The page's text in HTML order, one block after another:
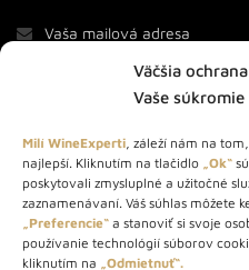
Väčšia
Vaše súkromie
Milí WineExperti, záleží nám na
najlepší. Kliknutím na tlačidlo „Ok“
poskytovali zmysluplné a užitočné
zaznamenávaní. Váš súhlas môžete
„Preferencie“ a stanoviť si svoje
používanie technológií súborov
kliknutím na „Odmietnuť“.
O NÁS
STORE – obchod s vínom a
webovej stránke predávame